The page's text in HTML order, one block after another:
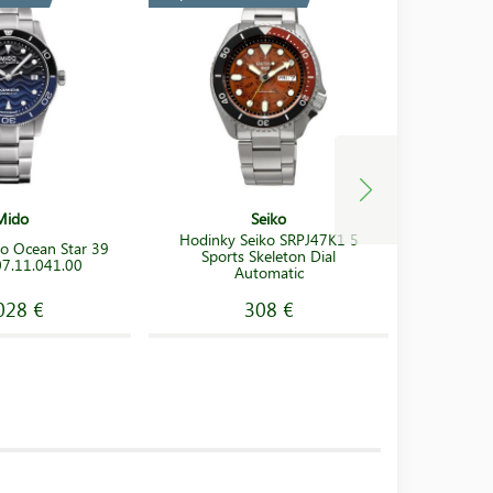
Ocean Star 39
€
Seiko
Hodinky Seiko SRPJ47K1 5
Sports Skeleton Dial
Automatic
308 €